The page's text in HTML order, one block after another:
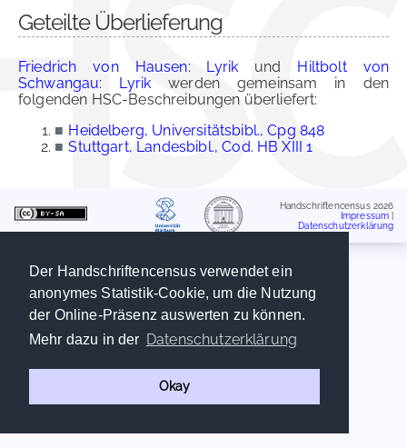
Der Handschriftencensus verwendet ein
anonymes Statistik-Cookie, um die Nutzung
der Online-Präsenz auswerten zu können.
Mehr dazu in der Datenschutzerklärung
Okay
Geteilte Überlieferung
Friedrich von Hausen: Lyrik und Hiltbolt von
Schwangau: Lyrik werden gemeinsam in den
folgenden HSC-Beschreibungen überliefert:
■ Heidelberg, Universitätsbibl., Cpg 848
■ Stuttgart, Landesbibl., Cod. HB XIII 1
Handschriftencensus 2026
Impressum
Datenschutzerklärung